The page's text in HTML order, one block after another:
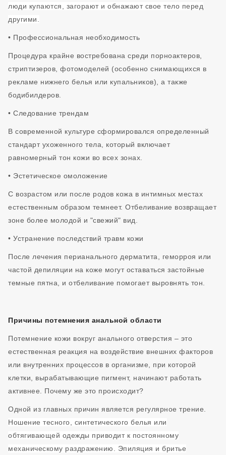
люди купаются, загорают и обнажают свое тело перед
другими.
• Профессиональная необходимость
Процедура крайне востребована среди порноактеров,
стриптизеров, фотомоделей (особенно снимающихся в
рекламе нижнего белья или купальников), а также
бодибилдеров.
• Следование трендам
В современной культуре сформировался определенный
стандарт ухоженного тела, который включает
равномерный тон кожи во всех зонах.
• Эстетическое омоложение
С возрастом или после родов кожа в интимных местах
естественным образом темнеет. Отбеливание возвращает
зоне более молодой и "свежий" вид.
• Устранение последствий травм кожи
После лечения перианального дерматита, геморроя или
частой депиляции на коже могут оставаться застойные
темные пятна, и отбеливание помогает выровнять тон.
Причины потемнения анальной области
Потемнение кожи вокруг анального отверстия – это
естественная реакция на воздействие внешних факторов
или внутренних процессов в организме, при которой
клетки, вырабатывающие пигмент, начинают работать
активнее. Почему же это происходит?
Одной из главных причин является регулярное трение.
Ношение тесного, синтетического белья или
обтягивающей одежды приводит к постоянному
механическому раздражению. Эпиляция и бритье